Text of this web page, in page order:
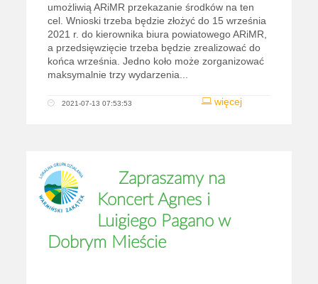
umożliwią ARiMR przekazanie środków na ten
cel. Wnioski trzeba będzie złożyć do 15 września
2021 r. do kierownika biura powiatowego ARiMR,
a przedsięwzięcie trzeba będzie zrealizować do
końca września. Jedno koło może zorganizować
maksymalnie trzy wydarzenia...
więcej
2021-07-13 07:53:53
Zapraszamy na
Koncert Agnes i
Luigiego Pagano w
Dobrym Mieście